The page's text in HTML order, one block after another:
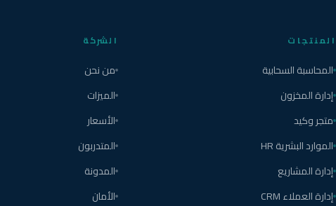
المنتجات
المحاسبة السحابية
إدارة المخزون
متجر وكيد
الموارد البشرية HR
إدارة المشاريع
إدارة العملاء CRM
الشركة
من نحن
الميزات
الأسعار
المتدربون
المدونة
الأمان